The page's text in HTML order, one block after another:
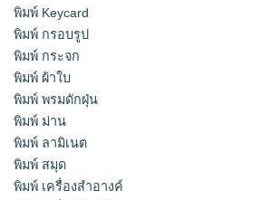
พิมพ์ Keycard
พิมพ์ กรอบรูป
พิมพ์ กระจก
พิมพ์ ผ้าใบ
พิมพ์ พรมดักฝุ่น
พิมพ์ ม่าน
พิมพ์ ลามิเนต
พิมพ์ สมุด
พิมพ์ เครื่องสําอางค์